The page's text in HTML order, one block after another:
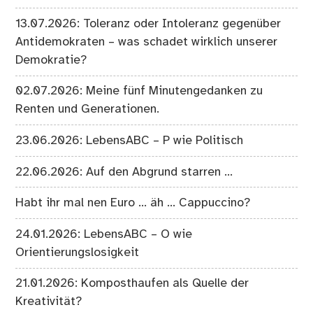
13.07.2026: Toleranz oder Intoleranz gegenüber
Antidemokraten – was schadet wirklich unserer
Demokratie?
02.07.2026: Meine fünf Minutengedanken zu
Renten und Generationen.
23.06.2026: LebensABC – P wie Politisch
22.06.2026: Auf den Abgrund starren …
Habt ihr mal nen Euro … äh … Cappuccino?
24.01.2026: LebensABC – O wie
Orientierungslosigkeit
21.01.2026: Komposthaufen als Quelle der
Kreativität?